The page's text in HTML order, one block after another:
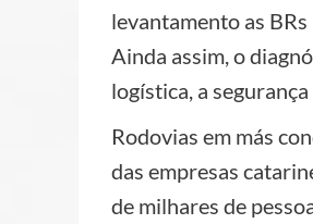
levantamento as
Ainda assim, o
logística, a
Rodovias em más
das empresas
de milhares de